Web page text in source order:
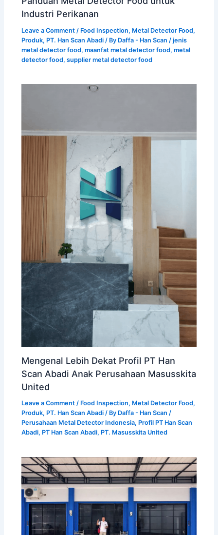
Industri Perikanan
Leave a Comment / Food Inspection, Metal Detector Food,
Produk, PT. Han Scan Abadi / By Daffa - Han Scan /jenis
metal detector food,maanfat metal detector food,metal
detector food,supplier metal detector food
Mengenal Lebih Dekat Profil PT Han
Scan Abadi Anak Perusahaan Masusskita
United
Leave a Comment / Food Inspection, Metal Detector Food,
Produk, PT. Han Scan Abadi / By Daffa - Han Scan/
Perusahaan Metal Detector Indonesia, Profil PT Han Scan
Abadi, PT Han Scan Abadi, PT. Masusskita United